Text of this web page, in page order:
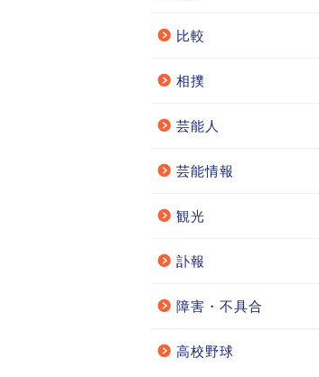
比較
相撲
芸能人
芸能情報
観光
訃報
障害・不具合
高校野球